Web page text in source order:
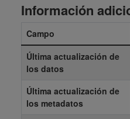
Información
Campo
Última actualización de
los datos
Última actualización de
los metadatos